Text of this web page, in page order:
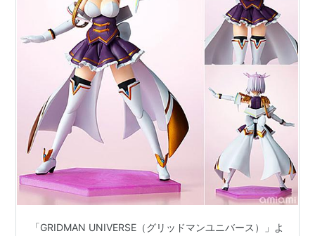
「GRIDMAN UNIVERSE（グリッドマンユニバース）」よ